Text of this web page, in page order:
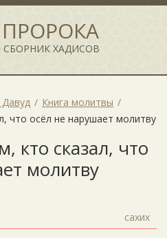
ХАДИСОВ
Книга молитвы
что осёл не нарушает молитву
кто сказал, что
молитву
сахих